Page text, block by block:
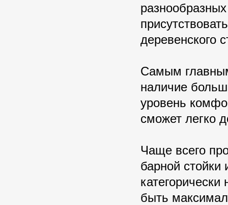
деревенского
Самым
наличие
уровень
сможет легко
Чаще всего
барной стойки
быть